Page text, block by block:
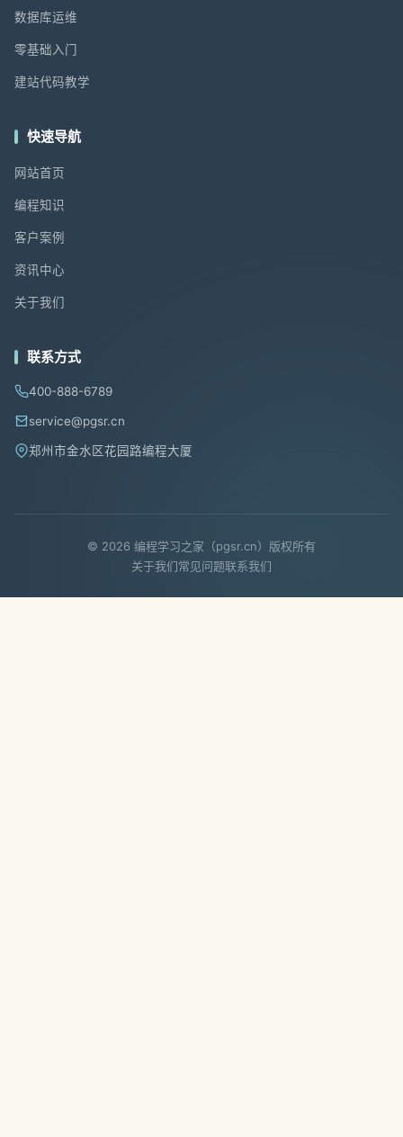
数据库运维
零基础入门
建站代码教学
快速导航
网站首页
编程知识
客户案例
资讯中心
关于我们
联系方式
400-888-6789
service@pgsr.cn
郑州市金水区花园路编程大厦
© 2026 编程学习之家（pgsr.cn）版权所有
关于我们常见问题联系我们